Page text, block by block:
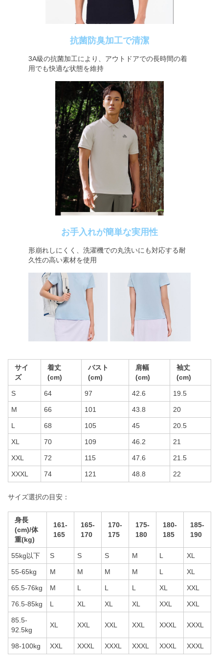
抗菌防臭加工で清潔
3A級の抗菌加工により、アウトドアでの長時間の着
用でも快適な状態を維持
お手入れが簡単な実用性
形崩れしにくく、洗濯機での丸洗いにも対応する耐
久性の高い素材を使用
サイ
ズ
着丈
(cm)
バスト
(cm)
肩幅
(cm)
袖丈
(cm)
S 64 97 42.6 19.5
M 66 101 43.8 20
L 68 105 45 20.5
XL 70 109 46.2 21
XXL 72 115 47.6 21.5
XXXL 74 121 48.8 22
サイズ選択の目安：
身長
(cm)/体
重(kg)
161-
165
165-
170
170-
175
175-
180
180-
185
185-
190
55kg以下 S S S M L XL
55-65kg M M M M L XL
65.5-76kg M L L L XL XXL
76.5-85kg L XL XL XL XXL XXL
85.5-
92.5kg
XL XXL XXL XXL XXXL XXXL
98-100kg XXL XXXL XXXL XXXL XXXL XXXL